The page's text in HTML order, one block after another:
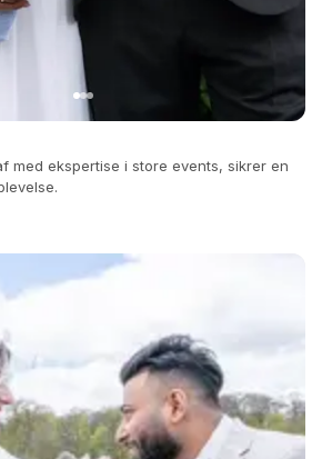
med ekspertise i store events, sikrer en